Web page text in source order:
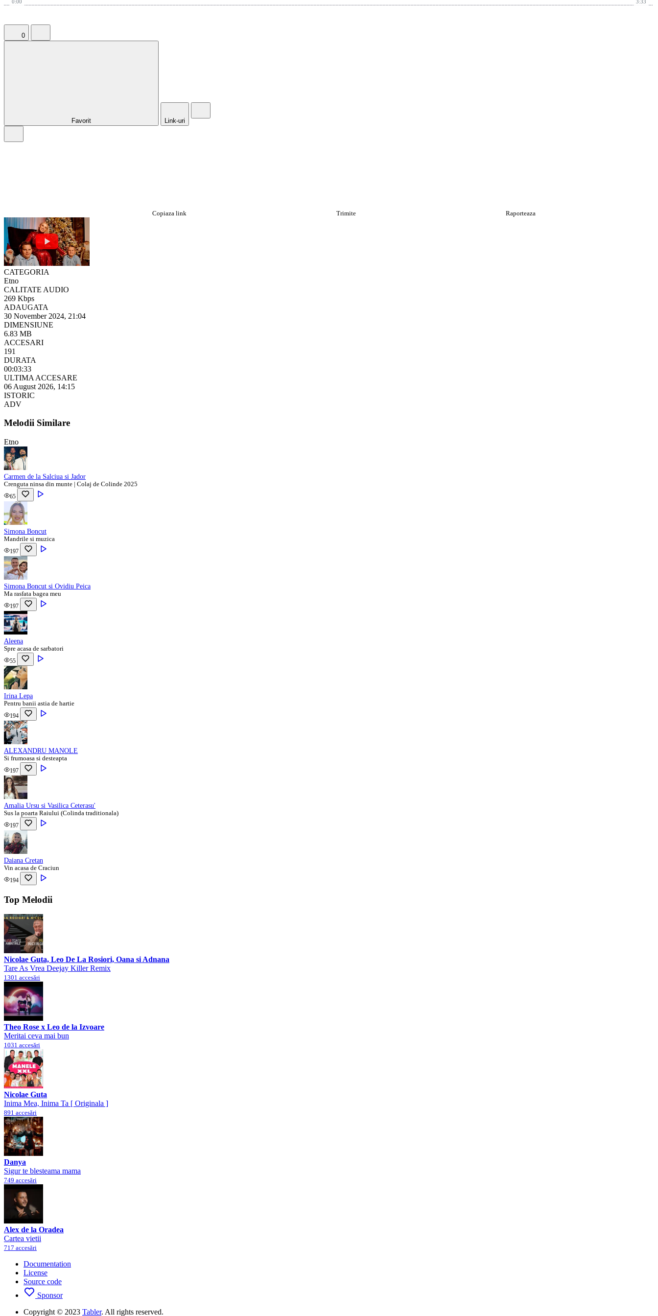
0:00 3:33
0
Favorit Link-uri
Copiaza link Trimite Raporteaza
CATEGORIA
Etno
CALITATE AUDIO
269 Kbps
ADAUGATA
30 November 2024, 21:04
DIMENSIUNE
6.83 MB
ACCESARI
191
DURATA
00:03:33
ULTIMA ACCESARE
06 August 2026, 14:15
ISTORIC
ADV
Melodii Similare
Etno
Carmen de la Salciua si Jador
Crenguta ninsa din munte | Colaj de Colinde 2025
65
Simona Boncut
Mandrile si muzica
197
Simona Boncut si Ovidiu Peica
Ma rasfata bagea meu
197
Aleena
Spre acasa de sarbatori
55
Irina Lepa
Pentru banii astia de hartie
194
ALEXANDRU MANOLE
Si frumoasa si desteapta
197
Amalia Ursu si Vasilica Ceterasu'
Sus la poarta Raiului (Colinda traditionala)
197
Daiana Cretan
Vin acasa de Craciun
194
Top Melodii
Nicolae Guta, Leo De La Rosiori, Oana si Adnana
Tare As Vrea Deejay Killer Remix
1301 accesări
Theo Rose x Leo de la Izvoare
Meritai ceva mai bun
1031 accesări
Nicolae Guta
Inima Mea, Inima Ta [ Originala ]
891 accesări
Danya
Sigur te blesteama mama
749 accesări
Alex de la Oradea
Cartea vietii
717 accesări
Documentation
License
Source code
Sponsor
Copyright © 2023 Tabler. All rights reserved.